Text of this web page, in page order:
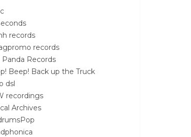
records
records
Panda Records
Beep! Back up the Truck
dsl
recordings
Archives